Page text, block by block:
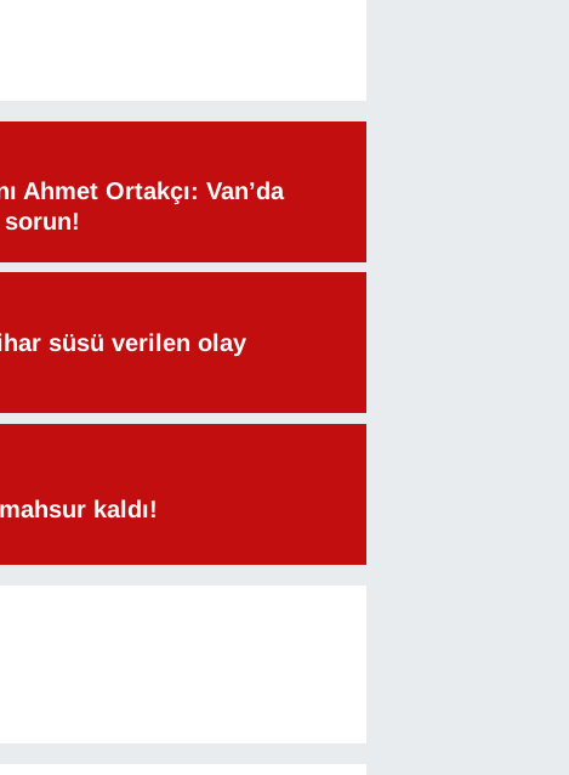
Ahmet Ortakçı: Van’da
süsü verilen olay
kaldı!